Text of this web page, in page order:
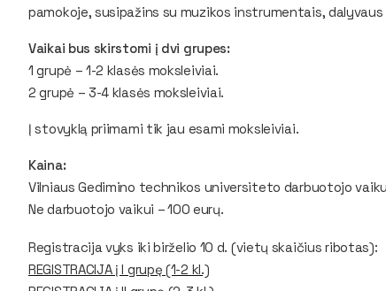
pamokoje, susipažins su muzikos instrumentais, dalyvaus
Vaikai bus skirstomi į dvi grupes:
1 grupė – 1-2 klasės moksleiviai.
2 grupė – 3-4 klasės moksleiviai.
Į stovyklą priimami tik jau esami moksleiviai.
Kaina:
Vilniaus Gedimino technikos universiteto darbuotojo
Ne darbuotojo vaikui –100 eurų.
Registracija vyks iki birželio 10 d. (vietų skaičius ribotas):
REGISTRACIJA į I grupę (1-2 kl.)